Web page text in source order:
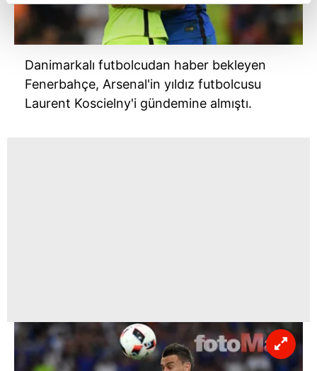
reklamların maliyetlerimizi karşılamak noktasında tek gelir
kalemimiz olduğunu sizlere hatırlatmak isteriz.
Her halükârda, kullanıcılar, bu çerezlere izin vermedikleri
gösterilmeyecektir."
için Ayarlar butonuna tıklayabilir,
Çerez Bilgilendirme
Metnimiziziyaret edebilirsiniz.
Danimarkalı futbolcudan haber bekleyen
Fenerbahçe, Arsenal'in yıldız futbolcusu
Laurent Koscielny'i gündemine almıştı.